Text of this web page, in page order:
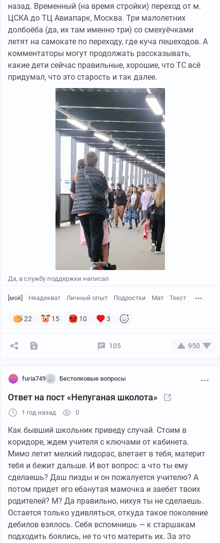
трёхэтажным матом. Как цыганское семейство в виде
мамы и 3 мелкашей окружают мужика и начинают
дёргать его за карманы, за одежду. Как 5 весьма
религиозных бородачей в первом вагоне электрички
пинают и оскорбляют несчастного тб-шника.
Я это тут всё к чему расписываю - может быть
взрослым товарищам тоже стоит держать себя и
своих сверстников в рамках? Я абсолютно согласен с
тем, что воспитанием детей обязаны заниматься
родители, но то, что эти самые дети видят на улице
вообще-то тоже оказывает на них серьёзное влияние.
назад. Временный (на время стройки) переход от м.
ЦСКА до ТЦ Авиапарк, Москва. Три малолетних
долбоёба (да, их там именно три) со смехуёчками
летят на самокате по переходу, где куча пешеходов. А
комментаторы могут продолжать рассказывать,
какие дети сейчас правильные, хорошие, что ТС всё
придумал, что это старость и так далее.
Да, в службу поддержки написал
[моё] Неадекват Личный опыт Подростки Мат Текст
22 15 10 3
105 950
furia749 Бестолковые вопросы
Ответ на пост «Непуганая школота»
1 год назад 0
Как бывший школьник приведу случай. Стоим в
коридоре, ждем учителя с ключами от кабинета.
Мимо летит мелкий пидорас, влетает в тебя, материт
тебя и бежит дальше. И вот вопрос: а что ты ему
сделаешь? Даш пизды и он пожалуется учителю? А
потом придет его ебанутая мамочка и заебет твоих
родителей? М? Да правильно, нихуя ты не сделаешь.
Остается только удивляться, откуда такое поколение
дебилов взялось. Себя вспомнишь — к старшакам
подходить боялись, не то что материть их. За это